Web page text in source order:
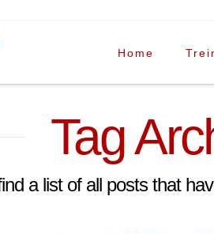
Home
Tag
a list of all posts that